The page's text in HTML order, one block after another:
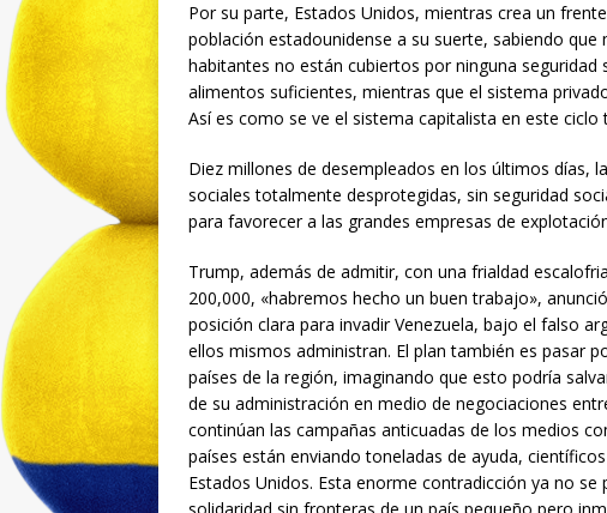
Por su parte, Estados Unidos, mientras crea un
población estadounidense a su suerte, sabiendo
habitantes no están cubiertos por ninguna
alimentos suficientes, mientras que el sistema
Así es como se ve el sistema capitalista en este
Diez millones de desempleados en los últimos días,
sociales totalmente desprotegidas, sin seguridad
para favorecer a las grandes empresas de
Trump, además de admitir, con una frialdad
200,000, «habremos hecho un buen trabajo»,
posición clara para invadir Venezuela, bajo el falso
ellos mismos administran. El plan también es pasar
países de la región, imaginando que esto podría
de su administración en medio de negociaciones
continúan las campañas anticuadas de los medios
países están enviando toneladas de ayuda,
Estados Unidos. Esta enorme contradicción ya no